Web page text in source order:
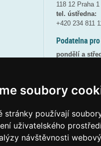
soubory
stránky používají
uživatelského
návštěvnosti
118 12 Praha 1
tel. ústředna:
+420 234 811
Podatelna
pondělí a
8:30 - 9:30 -
Elektronická
posta@msmt